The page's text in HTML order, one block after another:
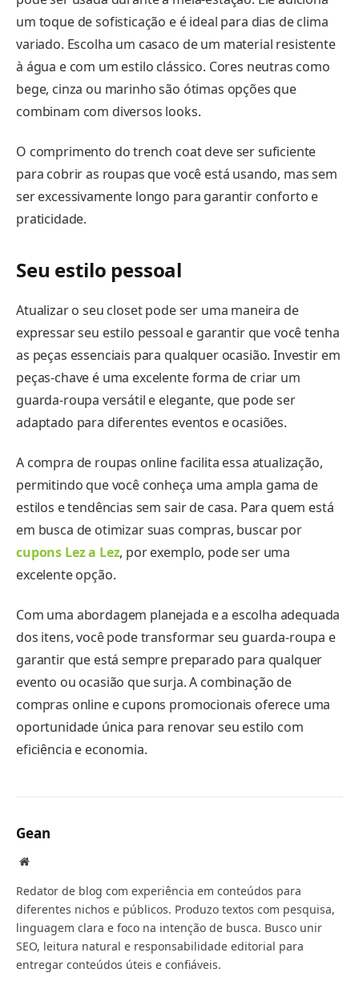
um toque de sofisticação e é ideal para dias de clima
variado. Escolha um casaco de um material resistente
à água e com um estilo clássico. Cores neutras como
bege, cinza ou marinho são ótimas opções que
combinam com diversos looks.
O comprimento do trench coat deve ser suficiente
para cobrir as roupas que você está usando, mas sem
ser excessivamente longo para garantir conforto e
praticidade.
Seu estilo pessoal
Atualizar o seu closet pode ser uma maneira de
expressar seu estilo pessoal e garantir que você tenha
as peças essenciais para qualquer ocasião. Investir em
peças-chave é uma excelente forma de criar um
guarda-roupa versátil e elegante, que pode ser
adaptado para diferentes eventos e ocasiões.
A compra de roupas online facilita essa atualização,
permitindo que você conheça uma ampla gama de
estilos e tendências sem sair de casa. Para quem está
em busca de otimizar suas compras, buscar por
cupons Lez a Lez, por exemplo, pode ser uma
excelente opção.
Com uma abordagem planejada e a escolha adequada
dos itens, você pode transformar seu guarda-roupa e
garantir que está sempre preparado para qualquer
evento ou ocasião que surja. A combinação de
compras online e cupons promocionais oferece uma
oportunidade única para renovar seu estilo com
eficiência e economia.
Gean
Website
Redator de blog com experiência em conteúdos para
diferentes nichos e públicos. Produzo textos com pesquisa,
linguagem clara e foco na intenção de busca. Busco unir
SEO, leitura natural e responsabilidade editorial para
entregar conteúdos úteis e confiáveis.